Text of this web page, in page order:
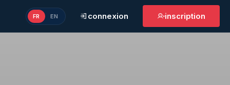
FR EN connexion inscription